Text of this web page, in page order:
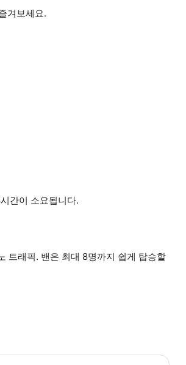
겨보세요.
간이 소요됩니다.
트래픽. 밴은 최대 8명까지 쉽게 탑승할
션에 따라 소요 시간이 다를 수 있으니, 예약 시 확